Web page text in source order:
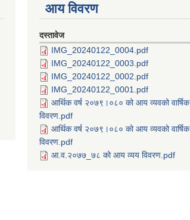
आय विवरण
दस्तावेज
IMG_20240122_0004.pdf
IMG_20240122_0003.pdf
IMG_20240122_0002.pdf
IMG_20240122_0001.pdf
आर्थिक वर्ष २०७९।०८० को आय व्यवको वार्षिक
विवरण.pdf
आर्थिक वर्ष २०७९।०८० को आय व्यवको वार्षिक
विवरण.pdf
आ.व.२०७७_७८ को आय व्यय विवरण.pdf